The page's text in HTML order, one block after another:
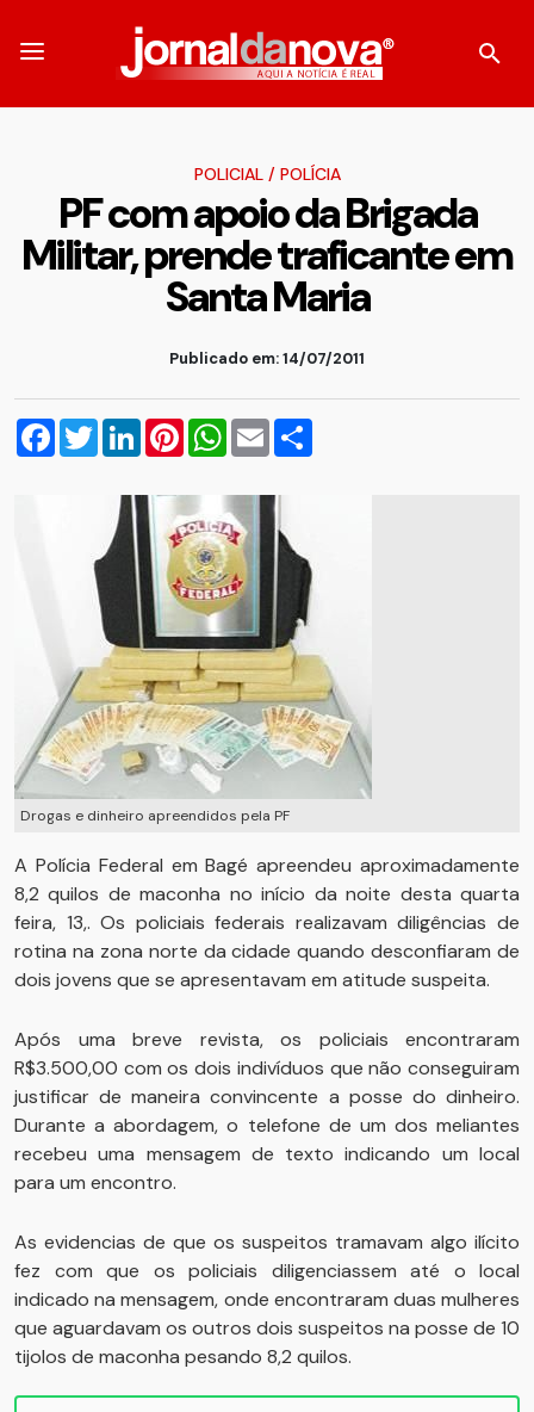
POLICIAL/ POLÍCIA
PF com apoio da Brigada
Militar, prende traficante em
Santa Maria
Publicado em: 14/07/2011
Facebook
TwitterLinkedInPinterestWhatsApp
Email
Drogas e dinheiro apreendidos pela PF
A Polícia Federal em Bagé apreendeu aproximadamente
8,2 quilos de maconha no início da noite desta quarta
feira, 13,. Os policiais federais realizavam diligências de
rotina na zona norte da cidade quando desconfiaram de
dois jovens que se apresentavam em atitude suspeita.
Após uma breve revista, os policiais encontraram
R$3.500,00 com os dois indivíduos que não conseguiram
justificar de maneira convincente a posse do dinheiro.
Durante a abordagem, o telefone de um dos meliantes
recebeu uma mensagem de texto indicando um local
para um encontro.
As evidencias de que os suspeitos tramavam algo ilícito
fez com que os policiais diligenciassem até o local
indicado na mensagem, onde encontraram duas mulheres
que aguardavam os outros dois suspeitos na posse de 10
tijolos de maconha pesando 8,2 quilos.